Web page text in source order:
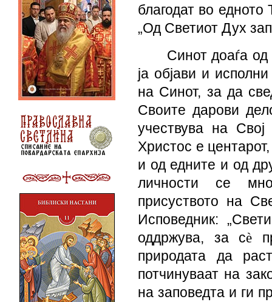
благодат во едното
„Од Светиот Дух
Синот доаѓа
ја објави и
на Синот, за да
Своите дарови
учествува на
Христос е
и од едните и од
личности се
присуството на
Исповедник:
оддржува, за сè
природата да
потчинуваат на
на заповедта и ги